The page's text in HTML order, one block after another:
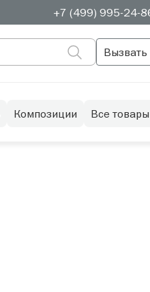
+7 (499) 995-24-
Вызвать
Композиции Все товары